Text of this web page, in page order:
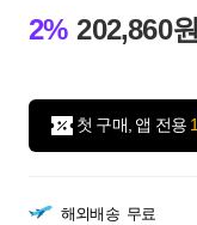
2% 202,860원
첫 구매, 앱 전용
해외배송 무료